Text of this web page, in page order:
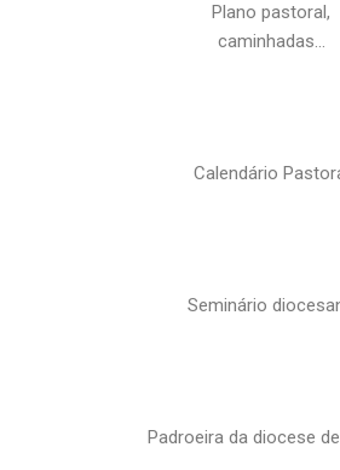
Plano pastoral,
caminhadas…
Calendário
Seminário
Padroeira da diocese